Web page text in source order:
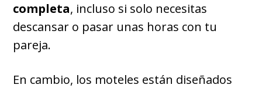
completa, incluso si solo necesitas
descansar o pasar unas horas con tu
pareja.
En cambio, los moteles están diseñados